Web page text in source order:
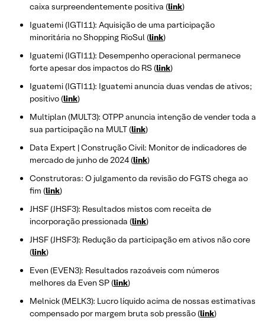
caixa surpreendentemente positiva (link)
Iguatemi (IGTI11): Aquisição de uma participação
minoritária no Shopping RioSul (link)
Iguatemi (IGTI11): Desempenho operacional permanece
forte apesar dos impactos do RS (link)
Iguatemi (IGTI11): Iguatemi anuncia duas vendas de ativos;
positivo (link)
Multiplan (MULT3): OTPP anuncia intenção de vender toda a
sua participação na MULT (link)
Data Expert | Construção Civil: Monitor de indicadores de
mercado de junho de 2024 (link)
Construtoras: O julgamento da revisão do FGTS chega ao
fim (link)
JHSF (JHSF3): Resultados mistos com receita de
incorporação pressionada (link)
JHSF (JHSF3): Redução da participação em ativos não core
(link)
Even (EVEN3): Resultados razoáveis com números
melhores da Even SP (link)
Melnick (MELK3): Lucro líquido acima de nossas estimativas
compensado por margem bruta sob pressão (link)